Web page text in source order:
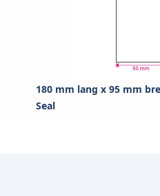
180 mm lang x 95 mm
Seal